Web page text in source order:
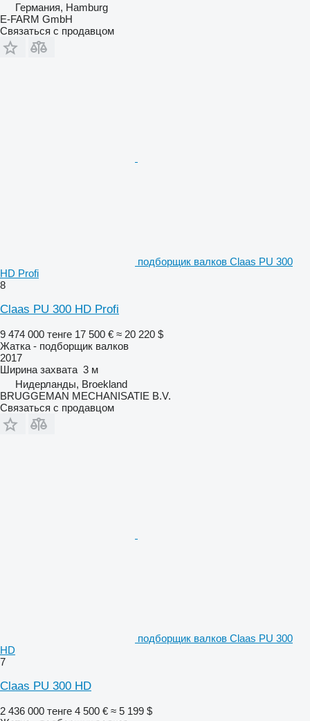
Германия, Hamburg
E-FARM GmbH
Связаться с продавцом
подборщик валков Claas PU 300
HD Profi
8
Claas PU 300 HD Profi
9 474 000 тенге 17 500 € ≈ 20 220 $
Жатка - подборщик валков
2017
Ширина захвата 3 м
Нидерланды, Broekland
BRUGGEMAN MECHANISATIE B.V.
Связаться с продавцом
подборщик валков Claas PU 300
HD
7
Claas PU 300 HD
2 436 000 тенге 4 500 € ≈ 5 199 $